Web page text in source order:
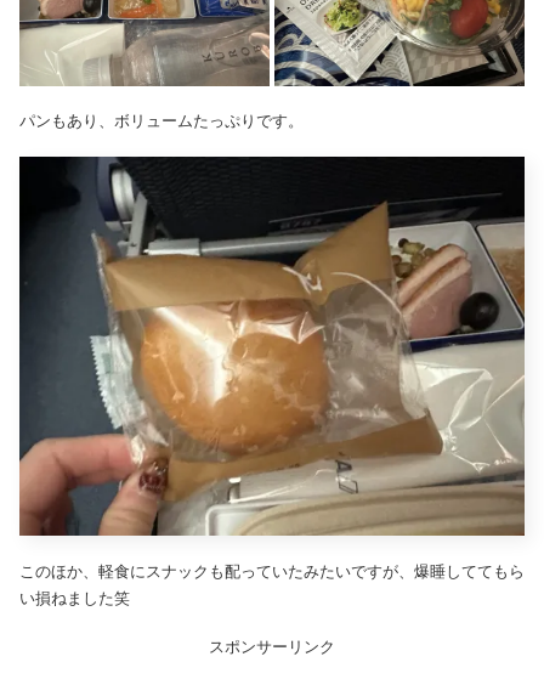
パンもあり、ボリュームたっぷりです。
このほか、軽食にスナックも配っていたみたいですが、爆睡しててもら
い損ねました笑
スポンサーリンク